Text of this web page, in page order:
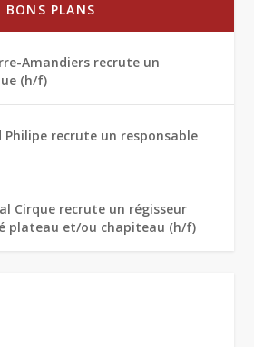
BONS PLANS
Amandiers recrute un
(h/f)
Philipe recrute un responsable
Cirque recrute un régisseur
plateau et/ou chapiteau (h/f)